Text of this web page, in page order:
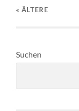
« ÄLTERE
Suchen